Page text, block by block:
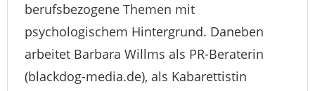
berufsbezogene Themen mit
psychologischem Hintergrund. Daneben
arbeitet Barbara Willms als PR-Beraterin
(blackdog-media.de), als Kabarettistin